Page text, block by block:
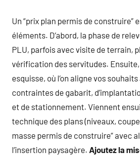
Un “prix plan permis de construire”
éléments. D’abord, la phase de
PLU, parfois avec visite de terrain,
vérification des servitudes.
esquisse, où l’on aligne vos
contraintes de gabarit,
et de stationnement. Viennent
technique des plans (niveaux,
masse permis de construire” avec
l’insertion paysagère. Ajoutez la